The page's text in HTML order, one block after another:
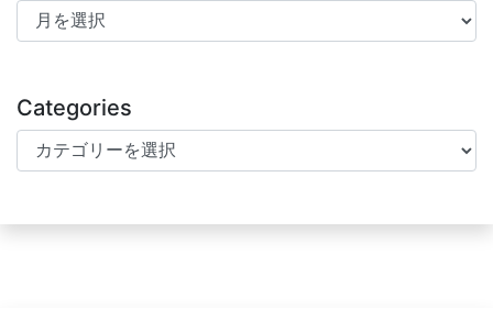
Archives
Categories
Categories